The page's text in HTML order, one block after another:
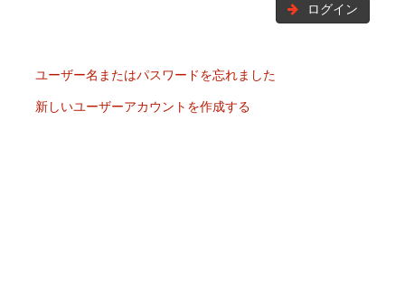
ログイン
ユーザー名またはパスワードを忘れました
新しいユーザーアカウントを作成する